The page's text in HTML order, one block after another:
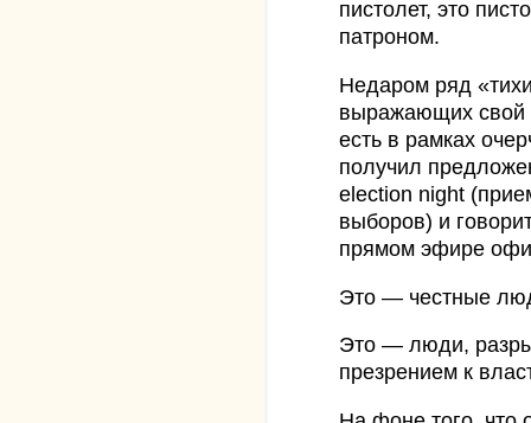
пистолет, это
патроном.
Недаром ряд
выражающих свой
есть в рамках
получил
election night
выборов) и
прямом эфире
Это — честные
Это — люди,
презрением к